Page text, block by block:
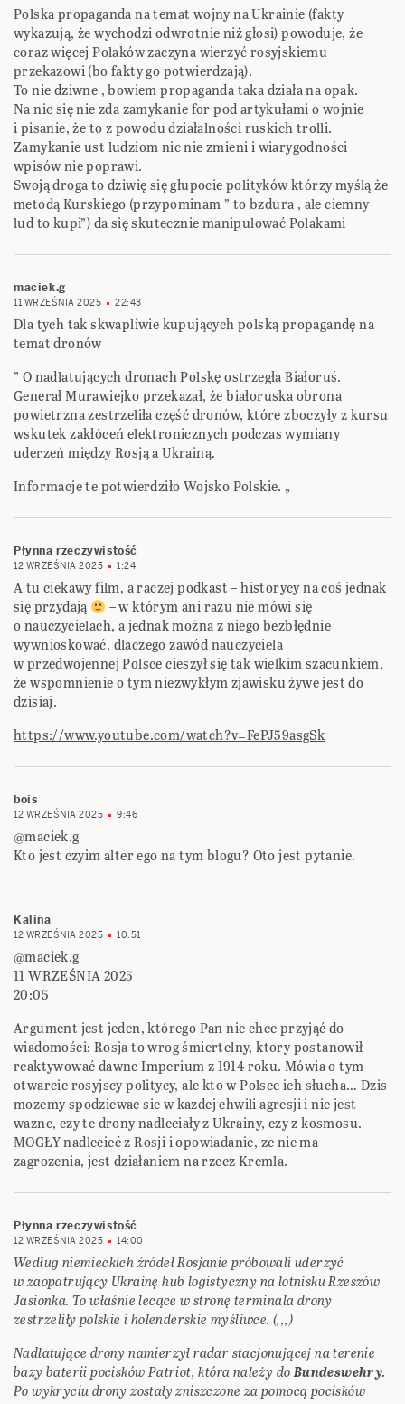
Polska propaganda na temat wojny na Ukrainie (fakty
wykazują, że wychodzi odwrotnie niż głosi) powoduje, że
coraz więcej Polaków zaczyna wierzyć rosyjskiemu
przekazowi (bo fakty go potwierdzają).
To nie dziwne , bowiem propaganda taka działa na opak.
Na nic się nie zda zamykanie for pod artykułami o wojnie
i pisanie, że to z powodu działalności ruskich trolli.
Zamykanie ust ludziom nic nie zmieni i wiarygodności
wpisów nie poprawi.
Swoją droga to dziwię się głupocie polityków którzy myślą że
metodą Kurskiego (przypominam ” to bzdura , ale ciemny
lud to kupi”) da się skutecznie manipulować Polakami
maciek.g
11 WRZEŚNIA 2025 22:43
Dla tych tak skwapliwie kupujących polską propagandę na
temat dronów
” O nadlatujących dronach Polskę ostrzegła Białoruś.
Generał Murawiejko przekazał, że białoruska obrona
powietrzna zestrzeliła część dronów, które zboczyły z kursu
wskutek zakłóceń elektronicznych podczas wymiany
uderzeń między Rosją a Ukrainą.
Informacje te potwierdziło Wojsko Polskie. „
Płynna rzeczywistość
12 WRZEŚNIA 2025 1:24
A tu ciekawy film, a raczej podkast – historycy na coś jednak
się przydają
– w którym ani razu nie mówi się
o nauczycielach, a jednak można z niego bezbłędnie
wywnioskować, dlaczego zawód nauczyciela
w przedwojennej Polsce cieszył się tak wielkim szacunkiem,
że wspomnienie o tym niezwykłym zjawisku żywe jest do
dzisiaj.
https://www.youtube.com/watch?v=FePJ59asgSk
bois
12 WRZEŚNIA 2025 9:46
@maciek.g
Kto jest czyim alter ego na tym blogu? Oto jest pytanie.
Kalina
12 WRZEŚNIA 2025 10:51
@maciek.g
11 WRZEŚNIA 2025
20:05
Argument jest jeden, którego Pan nie chce przyjąć do
wiadomości: Rosja to wrog śmiertelny, ktory postanowił
reaktywować dawne Imperium z 1914 roku. Mówia o tym
otwarcie rosyjscy politycy, ale kto w Polsce ich słucha… Dzis
mozemy spodziewac sie w kazdej chwili agresji i nie jest
wazne, czy te drony nadleciały z Ukrainy, czy z kosmosu.
MOGŁY nadlecieć z Rosji i opowiadanie, ze nie ma
zagrozenia, jest działaniem na rzecz Kremla.
Płynna rzeczywistość
12 WRZEŚNIA 2025 14:00
Według niemieckich źródeł Rosjanie próbowali uderzyć
w zaopatrujący Ukrainę hub logistyczny na lotnisku Rzeszów
Jasionka. To właśnie lecące w stronę terminala drony
zestrzeliły polskie i holenderskie myśliwce. (,,,)
Nadlatujące drony namierzył radar stacjonującej na terenie
bazy baterii pocisków Patriot, która należy doBundeswehry.
Po wykryciu drony zostały zniszczone za pomocą pocisków